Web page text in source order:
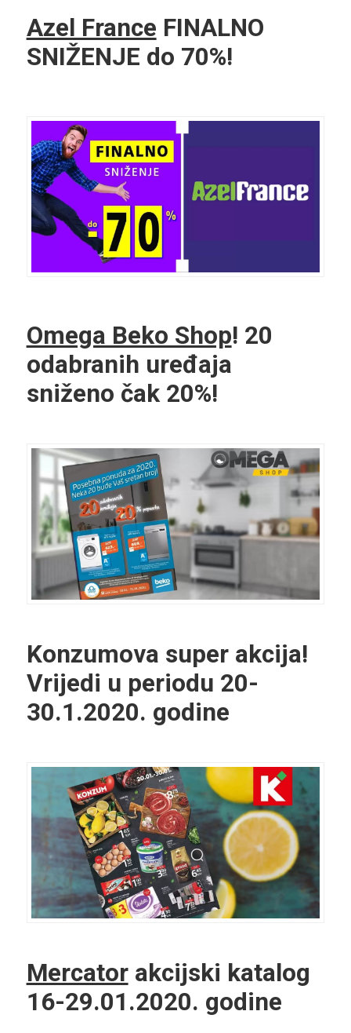
Azel France FINALNO
SNIŽENJE do 70%!
Omega Beko Shop! 20
odabranih uređaja
sniženo čak 20%!
Konzumova super akcija!
Vrijedi u periodu 20-
30.1.2020. godine
Mercatorakcijski katalog
16-29.01.2020. godine